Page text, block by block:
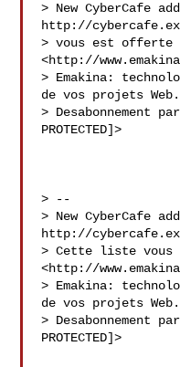
> New CyberCafe
http://
> vous est offerte
<http://
> Emakina:
de vos projets Web.
> Desabonnement
PROTECTED]>
> --
> New CyberCafe
http://
> Cette liste vous
<http://
> Emakina:
de vos projets Web.
> Desabonnement
PROTECTED]>